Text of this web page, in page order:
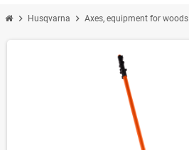
chevron_right Husqvarna chevron_right Axes, equipment for woods